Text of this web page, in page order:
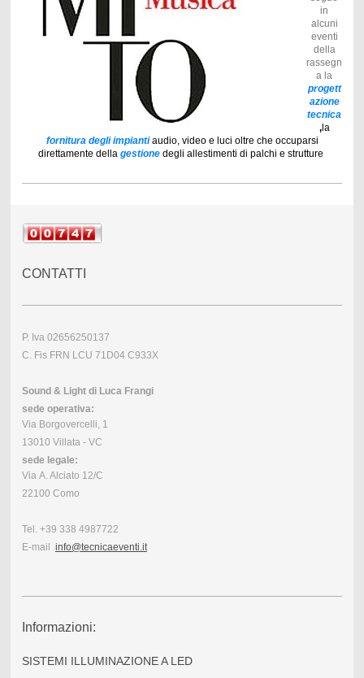
in
alcuni
eventi
della
rassegn
a la
progett
azione
tecnica
,la
fornitura degli impiantiaudio, video e luci oltre che occuparsi
direttamente della gestione degli allestimenti di palchi e strutture
CONTATTI
P. Iva 02656250137
C. Fis FRN LCU 71D04 C933X
Sound & Light di Luca Frangi
sede operativa:
Via Borgovercelli, 1
13010 Villata - VC
sede legale:
Via A. Alciato 12/C
22100 Como
Tel. +39 338 4987722
E-mail info@tecnicaeventi.it
Informazioni:
SISTEMI ILLUMINAZIONE A LED